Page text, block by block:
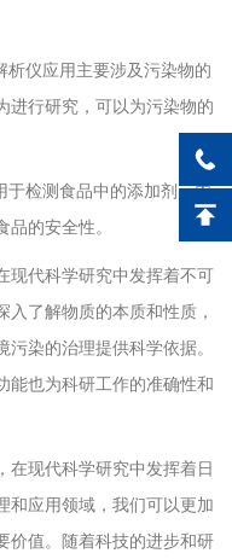
仪应用主要涉及污染物的
进行研究，可以为污染物的
检测食品中的添加剂、农
的安全性。
代科学研究中发挥着不可
了解物质的本质和性质，
染的治理提供科学依据。
能也为科研工作的准确性和
现代科学研究中发挥着日
和应用领域，我们可以更加
价值。随着科技的进步和研